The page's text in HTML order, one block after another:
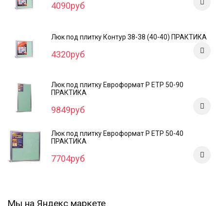
4090руб
Люк под плитку Контур 38-38 (40-40) ПРАКТИКА
4320руб
Люк под плитку Евроформат Р ЕТР 50-90
ПРАКТИКА
9849руб
Люк под плитку Евроформат Р ЕТР 50-40
ПРАКТИКА
7704руб
Мы на Яндекс маркете